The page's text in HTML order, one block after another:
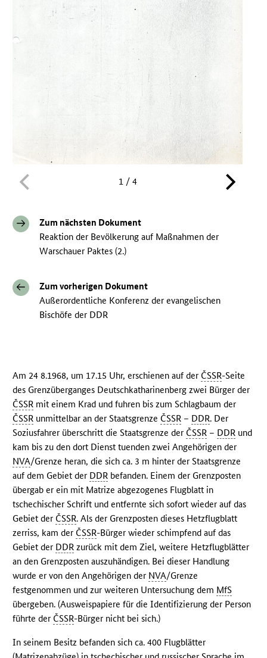
1 / 4
Zum nächsten Dokument
Reaktion der Bevölkerung auf Maßnahmen der
Warschauer Paktes (2.)
Zum vorherigen Dokument
Außerordentliche Konferenz der evangelischen
Bischöfe der DDR
Am 24 8.1968, um 17.15 Uhr, erschienen auf der ČSSR-Seite
des Grenzüberganges Deutschkatharinenberg zwei Bürger der
ČSSR mit einem Krad und fuhren bis zum Schlagbaum der
ČSSR unmittelbar an der Staatsgrenze ČSSR – DDR. Der
Soziusfahrer überschritt die Staatsgrenze der ČSSR – DDR und
kam bis zu den dort Dienst tuenden zwei Angehörigen der
NVA/Grenze heran, die sich ca. 3 m hinter der Staatsgrenze
auf dem Gebiet der DDR befanden. Einem der Grenzposten
übergab er ein mit Matrize abgezogenes Flugblatt in
tschechischer Schrift und entfernte sich sofort wieder auf das
Gebiet der ČSSR. Als der Grenzposten dieses Hetzflugblatt
zerriss, kam der ČSSR-Bürger wieder schimpfend auf das
Gebiet der DDR zurück mit dem Ziel, weitere Hetzflugblätter
an den Grenzposten auszuhändigen. Bei dieser Handlung
wurde er von den Angehörigen der NVA/Grenze
festgenommen und zur weiteren Untersuchung dem MfS
übergeben. (Ausweispapiere für die Identifizierung der Person
führte der ČSSR-Bürger nicht bei sich.)
In seinem Besitz befanden sich ca. 400 Flugblätter